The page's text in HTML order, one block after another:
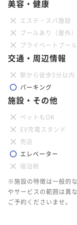
美容・健康
エステ・スパ施設
プールあり（屋外）
プライベートプール
交通・周辺情報
駅から徒歩5分以内
パーキング
施設・その他
ペットもOK
EV充電スタンド
売店
エレベーター
宿泊税
※施設の特徴は一般的
やサービスの範囲は異
ご予約くださいませ。